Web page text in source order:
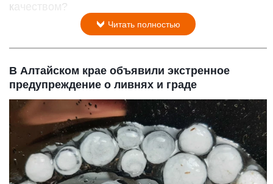
качеством?
Читать полностью
В Алтайском крае объявили экстренное
предупреждение о ливнях и граде